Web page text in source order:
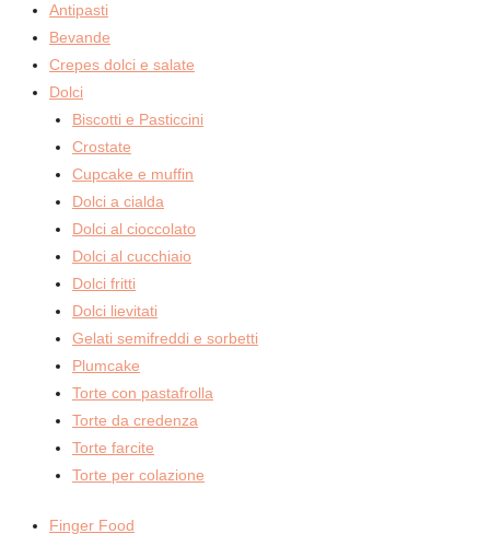
Antipasti
Bevande
Crepes dolci e salate
Dolci
Biscotti e Pasticcini
Crostate
Cupcake e muffin
Dolci a cialda
Dolci al cioccolato
Dolci al cucchiaio
Dolci fritti
Dolci lievitati
Gelati semifreddi e sorbetti
Plumcake
Torte con pastafrolla
Torte da credenza
Torte farcite
Torte per colazione
Finger Food